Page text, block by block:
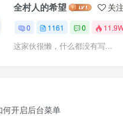
全村人的希望 关注
0 1161 0
这家伙很懒，什么都没有写...
何开启后台菜单